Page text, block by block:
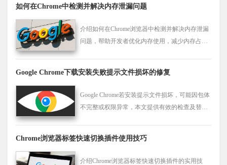
如何在Chrome中检测并解决内存泄漏问题
介绍如何在Chrome浏览器中检测并解决内存泄漏
问题，帮助开发者优化内存使用，减少内存占
Google Chrome下载安装失败提示文件损坏的修复
Google Chrome若安装提示文件损坏，可能因包体
不完整或权限异常，本文提供有效的检查及替换
Chrome浏览器标签快速切换插件使用技巧
介绍Chrome浏览器标签快速切换插件的实用技